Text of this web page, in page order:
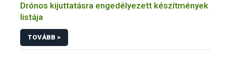
Drónos kijuttatásra engedélyezett készítmények
listája
TOVÁBB >